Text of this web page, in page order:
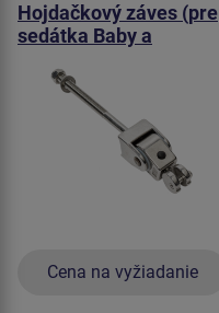
Hojdačkový záves (pre
sedátka Baby a
Cena na vyžiadanie